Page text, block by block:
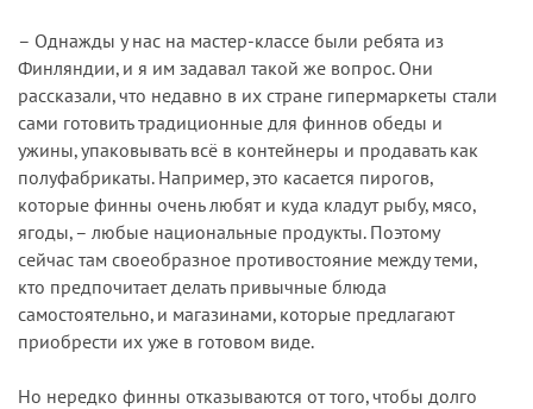
– Однажды у нас на мастер-классе были ребята из
Финляндии, и я им задавал такой же вопрос. Они
рассказали, что недавно в их стране гипермаркеты стали
сами готовить традиционные для финнов обеды и
ужины, упаковывать всё в контейнеры и продавать как
полуфабрикаты. Например, это касается пирогов,
которые финны очень любят и куда кладут рыбу, мясо,
ягоды, – любые национальные продукты. Поэтому
сейчас там своеобразное противостояние между теми,
кто предпочитает делать привычные блюда
самостоятельно, и магазинами, которые предлагают
приобрести их уже в готовом виде.
Но нередко финны отказываются от того, чтобы долго